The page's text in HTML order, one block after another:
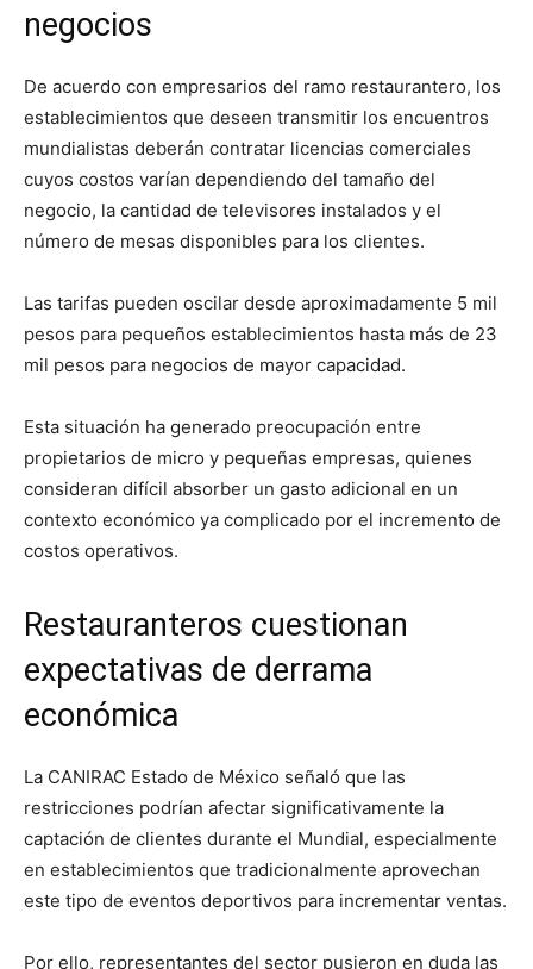
negocios
De acuerdo con empresarios del ramo restaurantero, los
establecimientos que deseen transmitir los encuentros
mundialistas deberán contratar licencias comerciales
cuyos costos varían dependiendo del tamaño del
negocio, la cantidad de televisores instalados y el
número de mesas disponibles para los clientes.
Las tarifas pueden oscilar desde aproximadamente 5 mil
pesos para pequeños establecimientos hasta más de 23
mil pesos para negocios de mayor capacidad.
Esta situación ha generado preocupación entre
propietarios de micro y pequeñas empresas, quienes
consideran difícil absorber un gasto adicional en un
contexto económico ya complicado por el incremento de
costos operativos.
Restauranteros cuestionan
expectativas de derrama
económica
La CANIRAC Estado de México señaló que las
restricciones podrían afectar significativamente la
captación de clientes durante el Mundial, especialmente
en establecimientos que tradicionalmente aprovechan
este tipo de eventos deportivos para incrementar ventas.
Por ello, representantes del sector pusieron en duda las